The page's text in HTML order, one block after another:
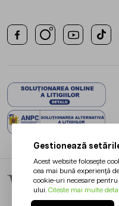
Gestionează
Acest website folosește
cea mai bună experiență
cookie-uri necesare
ului. Citeste mai multe